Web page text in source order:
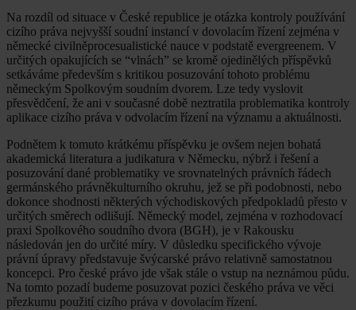
Na rozdíl od situace v České republice je otázka kontroly používání
cizího práva nejvyšší soudní instancí v dovolacím řízení zejména v
německé civilněprocesualistické nauce v podstatě evergreenem. V
určitých opakujících se “vlnách” se kromě ojedinělých příspěvků
setkáváme především s kritikou posuzování tohoto problému
německým Spolkovým soudním dvorem. Lze tedy vyslovit
přesvědčení, že ani v současné době neztratila problematika kontroly
aplikace cizího práva v odvolacím řízení na významu a aktuálnosti.
Podnětem k tomuto krátkému příspěvku je ovšem nejen bohatá
akademická literatura a judikatura v Německu, nýbrž i řešení a
posuzování dané problematiky ve srovnatelných právních řádech
germánského právněkulturního okruhu, jež se při podobnosti, nebo
dokonce shodnosti některých východiskových předpokladů přesto v
určitých směrech odlišují. Německý model, zejména v rozhodovací
praxi Spolkového soudního dvora (BGH), je v Rakousku
následován jen do určité míry. V důsledku specifického vývoje
právní úpravy představuje švýcarské právo relativně samostatnou
koncepci. Pro české právo jde však stále o vstup na neznámou půdu.
Na tomto pozadí budeme posuzovat pozici českého práva ve věci
přezkumu použití cizího práva v dovolacím řízení.